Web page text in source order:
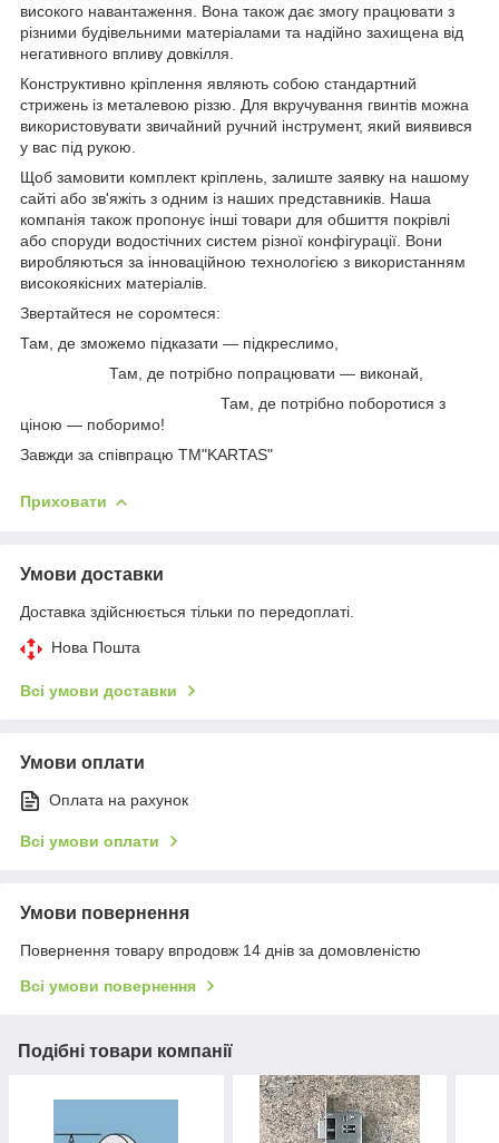
високого навантаження. Вона також дає змогу працювати з
різними будівельними матеріалами та надійно захищена від
негативного впливу довкілля.
Конструктивно кріплення являють собою стандартний
стрижень із металевою різзю. Для вкручування гвинтів можна
використовувати звичайний ручний інструмент, який виявився
у вас під рукою.
Щоб замовити комплект кріплень, залиште заявку на нашому
сайті або зв'яжіть з одним із наших представників. Наша
компанія також пропонує інші товари для обшиття покрівлі
або споруди водостічних систем різної конфігурації. Вони
виробляються за інноваційною технологією з використанням
високоякісних матеріалів.
Звертайтеся не соромтеся:
Там, де зможемо підказати — підкреслимо,
Там, де потрібно попрацювати — виконай,
Там, де потрібно поборотися з
ціною — поборимо!
Завжди за співпрацю TM"KARTAS"
Приховати
Умови доставки
Доставка здійснюється тільки по передоплаті.
Нова Пошта
Всі умови доставки
Умови оплати
Оплата на рахунок
Всі умови оплати
Умови повернення
Повернення товару впродовж 14 днів за домовленістю
Всі умови повернення
Подібні товари компанії